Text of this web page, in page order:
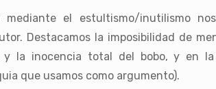
mediante el estultismo/inutilismo
Destacamos la imposibilidad de
y la inocencia total del bobo, y en
que usamos como argumento).